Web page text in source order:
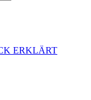
ERKLÄRT